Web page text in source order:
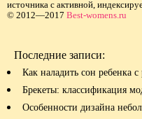
источника с активной,
© 2012—2017 Best-womens.ru
Последние записи:
Как наладить сон ребенка
Брекеты: классификация
Особенности дизайна